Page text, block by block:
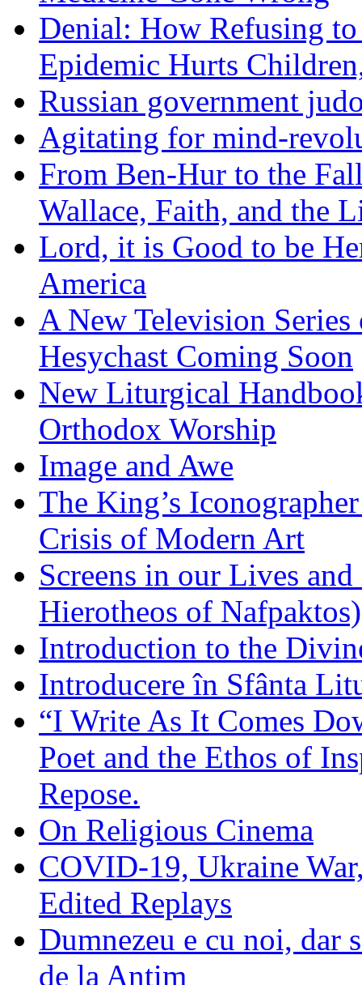
Denial: How Refusing
Epidemic Hurts
Russian government
Agitating for mind-
From Ben-Hur to the
Wallace, Faith, and the
Lord, it is Good to be
America
A New Television
Hesychast Coming Soon
New Liturgical
Orthodox Worship
Image and Awe
The King’s
Crisis of Modern Art
Screens in our Lives
Hierotheos of Nafpaktos)
Introduction to the
Introducere în Sfânta
“I Write As It Comes
Poet and the Ethos of
Repose.
On Religious Cinema
COVID-19, Ukraine
Edited Replays
Dumnezeu e cu noi, dar
de la Antim